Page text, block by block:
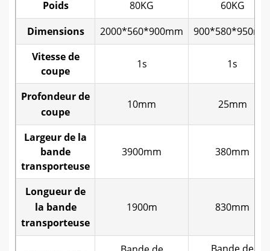
Poids 80KG
60KG
Dimensions
2000*560*900mm
Vitesse de
coupe
1s 1s
Profondeur de
coupe
10mm 25mm
Largeur de la
bande
transporteuse
3900mm 380mm
Longueur de
la bande
transporteuse
1900m 830mm